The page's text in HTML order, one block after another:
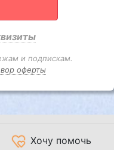
и подпискам.
оферты
Хочу помочь